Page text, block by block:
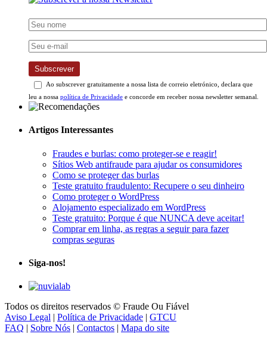
Subscrever
Ao subscrever gratuitamente a nossa lista de correio eletrónico, declara que
leu a nossa política de Privacidade e concorde em receber nossa newsletter semanal.
Artigos Interessantes
Fraudes e burlas: como proteger-se e reagir!
Sítios Web antifraude para ajudar os consumidores
Como se proteger das burlas
Teste gratuito fraudulento: Recupere o seu dinheiro
Como proteger o WordPress
Alojamento especializado em WordPress
Teste gratuito: Porque é que NUNCA deve aceitar!
Comprar em linha, as regras a seguir para fazer
compras seguras
Siga-nos!
Todos os direitos reservados © Fraude Ou Fiável
Aviso Legal | Política de Privacidade | GTCU
FAQ | Sobre Nós | Contactos | Mapa do site